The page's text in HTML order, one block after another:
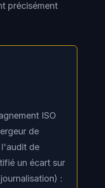
précisément
ISO
de
l'audit de
un écart sur
: